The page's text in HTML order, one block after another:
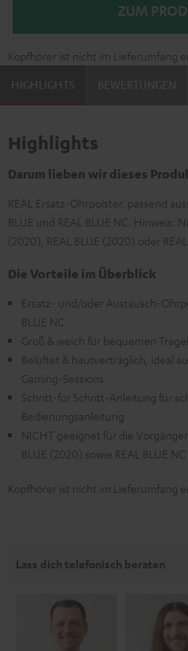
ZUM
Kopfhörer ist nicht im Lieferumfang
HIGHLIGHTS
Highlights
Darum lieben wir dieses
REAL Ersatz-Ohrpolster, passend
BLUE und REAL BLUE NC. Hinweis:
(2020), REAL BLUE (2020) oder
Die Vorteile im Überblick
Ersatz- und/oder Austausch-
BLUE NC
Groß & weich für bequemen
Belüftet & hautverträglich, ideal
Gaming-Sessions
Schritt-für Schritt-Anleitung für
Bedienungsanleitung
NICHT geeignet für die Vorgänger-
BLUE (2020) sowie REAL BLUE
Kopfhörer ist nicht im Lieferumfang
Lass dich telefonisch beraten